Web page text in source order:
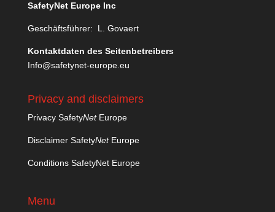
SafetyNet Europe Inc
Geschäftsführer: L. Govaert
Kontaktdaten des Seitenbetreibers
Info@safetynet-europe.eu
Privacy and disclaimers
Privacy SafetyNetEurope
Disclaimer SafetyNetEurope
Conditions SafetyNet Europe
Menu